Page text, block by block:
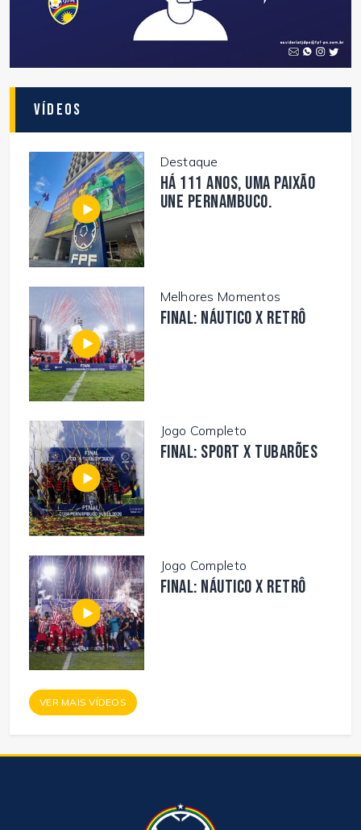
Vídeos
Destaque
Há 111 anos, uma paixão
une Pernambuco.
Melhores Momentos
FINAL: NÁUTICO X RETRÔ
Jogo Completo
FINAL: SPORT X TUBARÕES
Jogo Completo
FINAL: NÁUTICO X RETRÔ
VER MAIS VÍDEOS